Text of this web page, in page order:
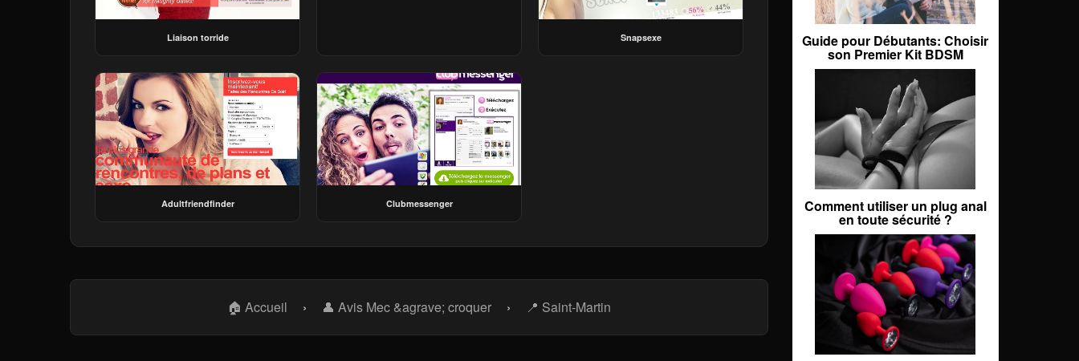
Liaison torride Snapsexe
Adultfriendfinder Clubmessenger
🏠 Accueil › 👤 Avis Mec &agrave; croquer › 📍 Saint-Martin
Guide pour Débutants: Choisir
son Premier Kit BDSM
Comment utiliser un plug anal
en toute sécurité ?